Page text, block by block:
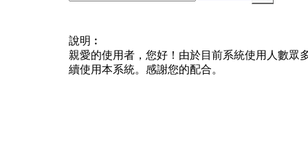
說明︰
親愛的使用者，您好！由於目前系統使用人數眾
續使用本系統。感謝您的配合。